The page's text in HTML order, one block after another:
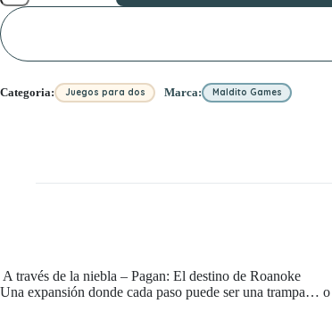
la
niebla
-
Pagan:
de
Categoria: Juegos para dos Marca: Maldito Games
️ A través de la niebla – Pagan: El destino de Roanoke
Una expansión donde cada paso puede ser una trampa…